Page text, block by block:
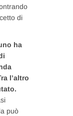
di
ha
l’altro
può